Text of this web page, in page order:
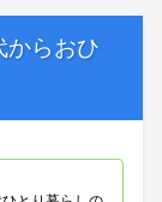
からおひ